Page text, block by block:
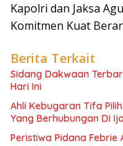
Kapolri dan Jaksa
Komitmen Kuat
Berita Terkait
Sidang Dakwaan
Hari Ini
Ahli Kebugaran Tifa
Yang Berhubungan Di
Peristiwa Pidana Febrie